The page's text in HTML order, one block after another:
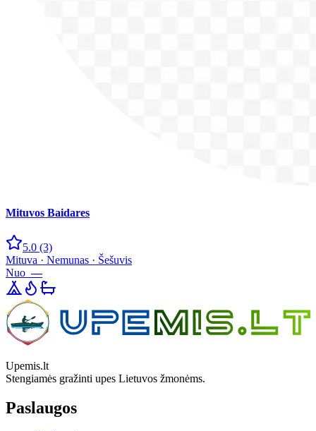
Mituvos Baidares
5.0 (3)
Mituva · Nemunas · Šešuvis
Nuo—
Upemis.lt
Stengiamės gražinti upes Lietuvos žmonėms.
Paslaugos